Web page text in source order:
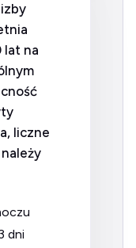
lat na
liczne
dni